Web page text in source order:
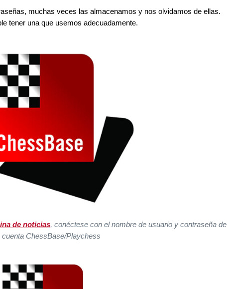
muchas veces las almacenamos y nos olvidamos de ellas.
tener una que usemos adecuadamente.
de noticias, conéctese con el nombre de usuario y contraseña de
cuenta ChessBase/Playchess